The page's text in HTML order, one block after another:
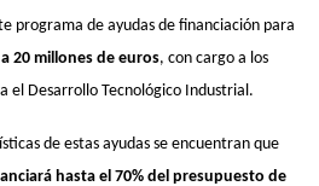
programa de ayudas de financiación para
20 millones de euros, con cargo a los
el Desarrollo Tecnológico Industrial.
de estas ayudas se encuentran que
hasta el 70% del presupuesto de